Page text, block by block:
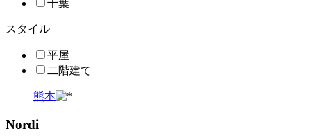
千葉
スタイル
平屋
二階建て
熊本
Nordi